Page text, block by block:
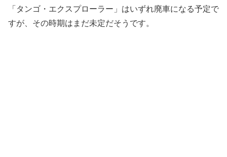
「タンゴ・エクスプローラー」はいずれ廃車になる予定で
すが、その時期はまだ未定だそうです。